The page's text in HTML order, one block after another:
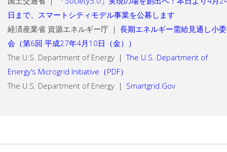
日まで、スマートシティモデル事業を公募します
経済産業省 資源エネルギー庁 ｜ 長期エネルギー需給見通し小
会（第6回 平成27年4月10日（金））
The U.S. Department of Energy ｜The U.S. Department of
Energy’s Microgrid Initiative（PDF）
The U.S. Department of Energy ｜ Smartgrid.Gov